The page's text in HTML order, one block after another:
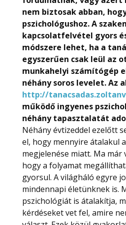
nem biztosak abban,
pszichológushoz. A
kapcsolatfelvétel gyors
módszere lehet, ha a
egyszerűen csak leül az
munkahelyi számítógép
néhány soros levelet. Az
http://
működő ingyenes
néhány tapasztalatát
Néhány évtizeddel ezelőtt
el, hogy mennyire átalakul
megjelenése miatt. Ma már
hogy a folyamat
gyorsul. A világháló egyre
mindennapi életünknek is.
pszichológiát is átalakítja,
kérdéseket vet fel, amire